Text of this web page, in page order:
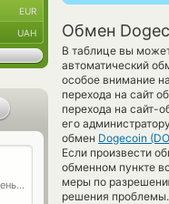
Обмен
В таблице вы
автоматический
особое внимание
перехода на сайт
перехода на сайт-
его
обмен Dogecoin
Если произвести
обменном пункте
меры по
решения проблемы.
EUR
UAH